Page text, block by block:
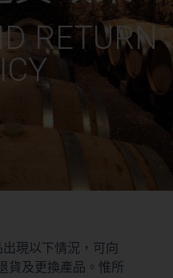
RETURN
現以下情況，可向
貨及更換產品。惟所